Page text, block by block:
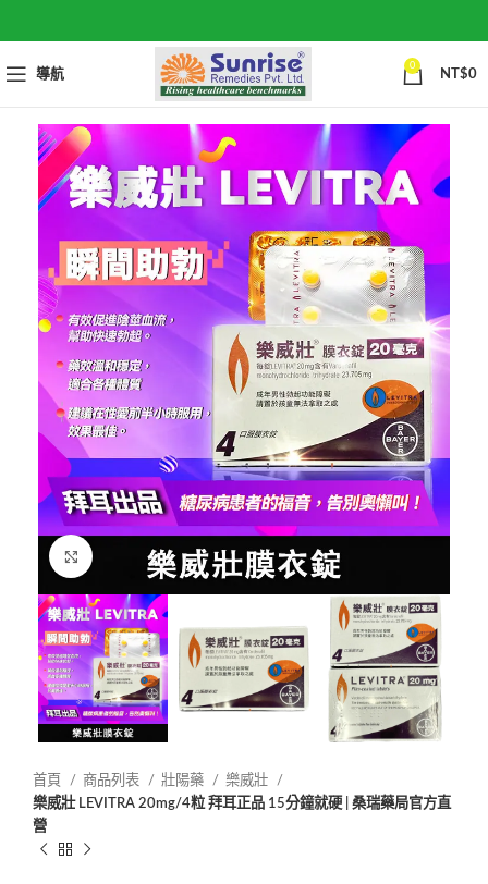
導航
0
NT$0
Click to enlarge
首頁 商品列表 壯陽藥
樂威壯
樂威壯 LEVITRA 20mg/4粒 拜耳正品 15分鐘就硬 | 桑瑞藥局官方直
營